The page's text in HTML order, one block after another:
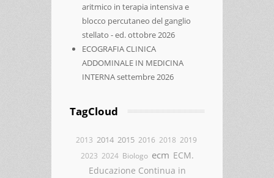
aritmico in terapia intensiva e
blocco percutaneo del ganglio
stellato - ed. ottobre 2026
ECOGRAFIA CLINICA
ADDOMINALE IN MEDICINA
INTERNA settembre 2026
TagCloud
2013 2014 2015 2016 2018 2019
2023 2024 Biologo ecm ECM.
Educazione Continua in